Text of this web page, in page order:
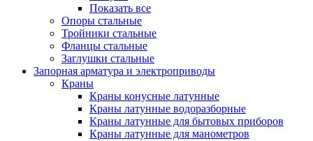
Показать все
Опоры стальные
Тройники стальные
Фланцы стальные
Заглушки стальные
Запорная арматура и электроприводы
Краны
Краны конусные латунные
Краны латунные водоразборные
Краны латунные для бытовых приборов
Краны латунные для манометров